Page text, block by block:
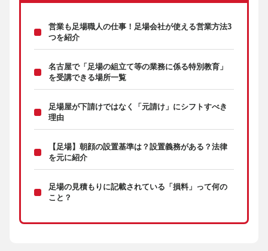
営業も足場職人の仕事！足場会社が使える営業方法3
つを紹介
名古屋で「足場の組立て等の業務に係る特別教育」
を受講できる場所一覧
足場屋が下請けではなく「元請け」にシフトすべき
理由
【足場】朝顔の設置基準は？設置義務がある？法律
を元に紹介
足場の見積もりに記載されている「損料」って何の
こと？